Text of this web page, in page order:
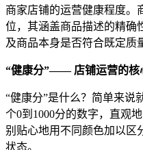
商家店铺的运营健康程度。
位，其涵盖商品描述的精确
及商品本身是否符合既定质
“健康分”—— 店铺运营的核
“健康分”是什么？简单来说
个0到1000分的数字，直观
别贴心地用不同颜色加以区
状态。